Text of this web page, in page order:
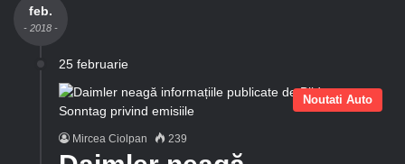
feb.
- 2018 -
25 februarie
Noutati Auto
Mircea Ciolpan 239